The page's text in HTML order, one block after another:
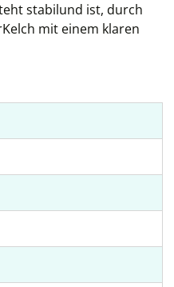
stabilund ist, durch
mit einem klaren